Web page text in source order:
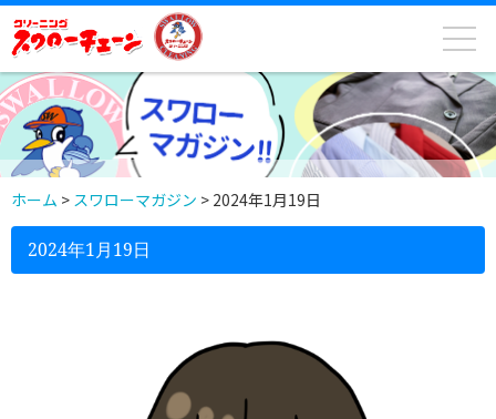
ホーム > スワローマガジン > 2024年1月19日
2024年1月19日